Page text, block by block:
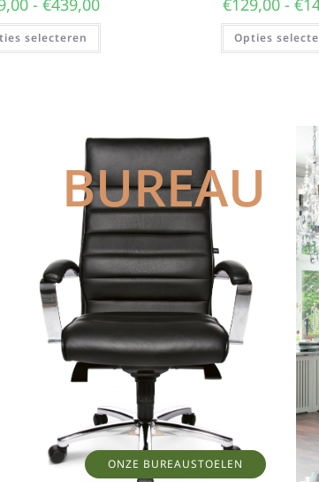
selecteren Opties
BUREAU
ONZE BUREAUSTOELEN